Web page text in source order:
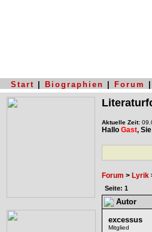
Start Biographien Forum
Aktuelle Zeit:
Hallo Gast,
Forum > Lyrik
Seite: 1
Autor
excessus
Mitglied